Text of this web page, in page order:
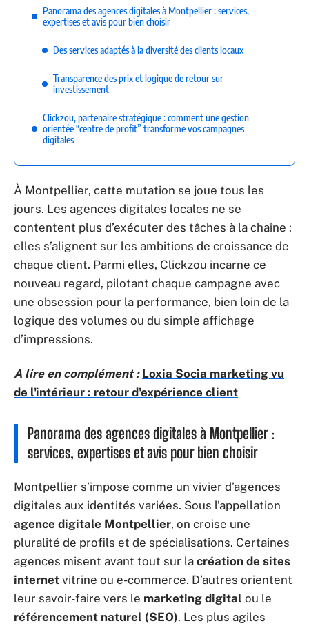
Panorama des agences digitales à Montpellier : services,
expertises et avis pour bien choisir
Des services adaptés à la diversité des clients locaux
Transparence des prix et logique de retour sur
investissement
Clickzou, partenaire stratégique : comment une gestion
orientée “centre de profit” transforme vos campagnes
digitales
À Montpellier, cette mutation se joue tous les
jours. Les agences digitales locales ne se
contentent plus d’exécuter des tâches à la chaîne :
elles s’alignent sur les ambitions de croissance de
chaque client. Parmi elles, Clickzou incarne ce
nouveau regard, pilotant chaque campagne avec
une obsession pour la performance, bien loin de la
logique des volumes ou du simple affichage
d’impressions.
A lire en complément : Loxia Socia marketing vu
de l'intérieur : retour d'expérience client
Panorama des agences digitales à Montpellier :
services, expertises et avis pour bien choisir
Montpellier s’impose comme un vivier d’agences
digitales aux identités variées. Sous l’appellation
agence digitale Montpellier, on croise une
pluralité de profils et de spécialisations. Certaines
agences misent avant tout sur la création de sites
internet vitrine ou e-commerce. D’autres orientent
leur savoir-faire vers le marketing digital ou le
référencement naturel (SEO). Les plus agiles